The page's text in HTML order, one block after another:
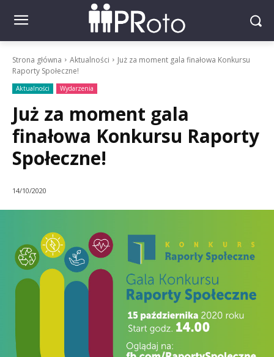
Strona główna Aktualności
Już za moment gala finałowa Konkursu
Raporty Społeczne!
Aktualności Wydarzenia
Już za moment gala
finałowa Konkursu Raporty
Społeczne!
14/10/2020